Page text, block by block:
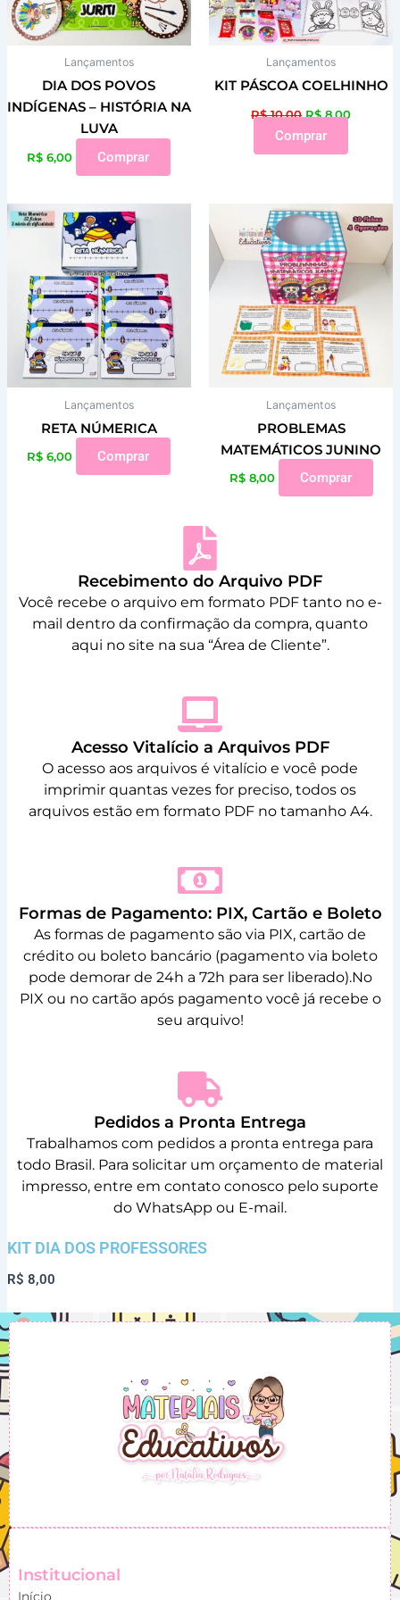
Lançamentos
DIA DOS POVOS
INDÍGENAS – HISTÓRIA NA
LUVA
R$ 6,00 Comprar
Lançamentos
KIT PÁSCOA COELHINHO
R$10,00 R$8,00
Comprar
Lançamentos
RETA NÚMERICA
R$ 6,00 Comprar
Lançamentos
PROBLEMAS
MATEMÁTICOS JUNINO
R$8,00 Comprar
Recebimento do Arquivo PDF
Você recebe o arquivo em formato PDF tanto no e-
mail dentro da confirmação da compra, quanto
aqui no site na sua “Área de Cliente”.
Acesso Vitalício a Arquivos PDF
O acesso aos arquivos é vitalício e você pode
imprimir quantas vezes for preciso, todos os
arquivos estão em formato PDF no tamanho A4.
Formas de Pagamento: PIX, Cartão e Boleto
As formas de pagamento são via PIX, cartão de
crédito ou boleto bancário (pagamento via boleto
pode demorar de 24h a 72h para ser liberado).No
PIX ou no cartão após pagamento você já recebe o
seu arquivo!
Pedidos a Pronta Entrega
Trabalhamos com pedidos a pronta entrega para
todo Brasil. Para solicitar um orçamento de material
impresso, entre em contato conosco pelo suporte
do WhatsApp ou E-mail.
KIT DIA DOS PROFESSORES
R$ 8,00
Institucional
Início